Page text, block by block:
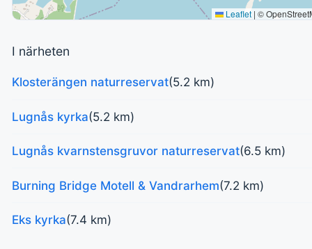
Leaflet | ©
I närheten
Klosterängen naturreservat(5.2 km)
Lugnås kyrka(5.2 km)
Lugnås kvarnstensgruvor naturreservat(6.5 km)
Burning Bridge Motell & Vandrarhem(7.2 km)
Eks kyrka(7.4 km)